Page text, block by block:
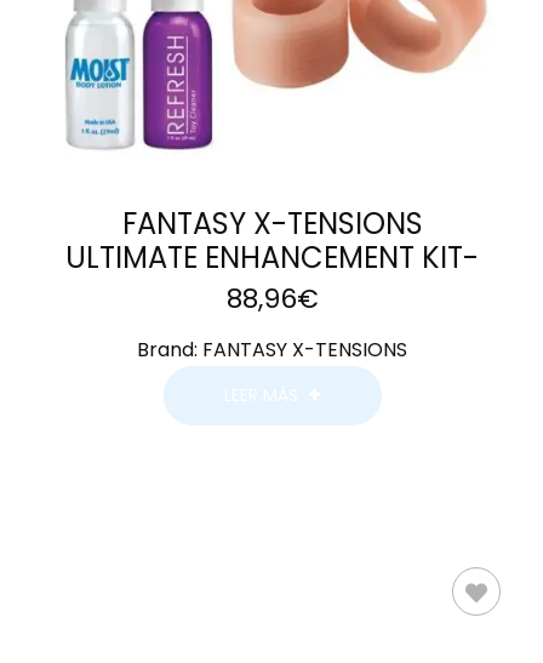
FANTASY X-TENSIONS
ULTIMATE ENHANCEMENT KIT-
88,96€
Brand: FANTASY X-TENSIONS
LEER MÁS